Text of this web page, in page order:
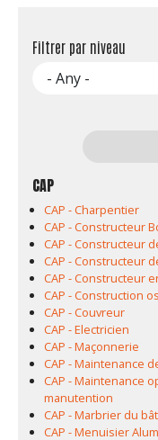
Filtrer par niveau
CAP
CAP - Charpentier
CAP - Constructeur
CAP - Constructeur
CAP - Constructeur
CAP - Constructeur
CAP - Construction
CAP - Couvreur
CAP - Electricien
CAP - Maçonnerie
CAP - Maintenance
CAP - Maintenance
manutention
CAP - Marbrier du
CAP - Menuisier